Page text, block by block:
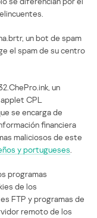
un bot de spam
el spam de su centro
un
CPL
se encarga de
financiera
maliciosos de este
y portugueses
programas
de los
FTP y programas de
remoto de los